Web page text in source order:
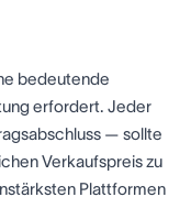
bedeutende
erfordert. Jeder
— sollte
Verkaufspreis zu
Plattformen